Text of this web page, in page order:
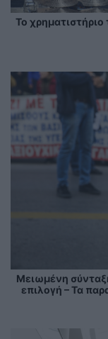
Το
Μειωμένη
επιλογή – Τα